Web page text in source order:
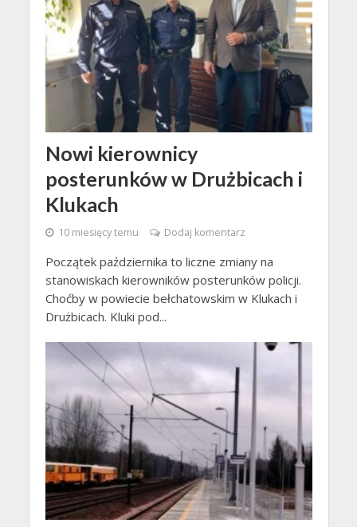
Nowi kierownicy
posterunków w Drużbicach i
Klukach
10 miesięcy temu Dodaj komentarz
Początek października to liczne zmiany na
stanowiskach kierowników posterunków policji.
Choćby w powiecie bełchatowskim w Klukach i
Drużbicach. Kluki pod...